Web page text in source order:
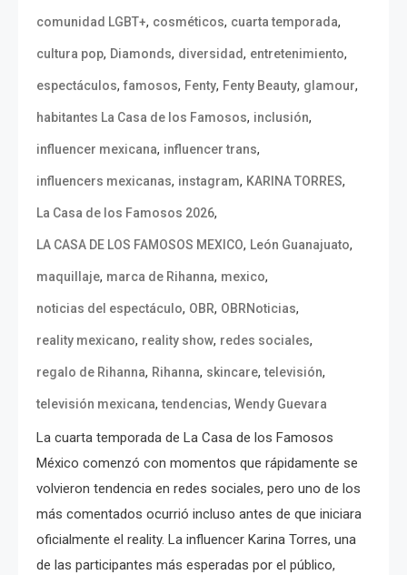
comunidad LGBT+, cosméticos, cuarta temporada,
cultura pop, Diamonds, diversidad, entretenimiento,
espectáculos, famosos, Fenty, Fenty Beauty, glamour,
habitantes La Casa de los Famosos, inclusión,
influencer mexicana, influencer trans,
influencers mexicanas, instagram, KARINA TORRES,
La Casa de los Famosos 2026,
LA CASA DE LOS FAMOSOS MEXICO, León Guanajuato,
maquillaje, marca de Rihanna, mexico,
noticias del espectáculo, OBR, OBRNoticias,
reality mexicano, reality show, redes sociales,
regalo de Rihanna, Rihanna, skincare,televisión,
televisión mexicana,tendencias, Wendy Guevara
La cuarta temporada de La Casa de los Famosos
México comenzó con momentos que rápidamente se
volvieron tendencia en redes sociales, pero uno de los
más comentados ocurrió incluso antes de que iniciara
oficialmente el reality. La influencer Karina Torres, una
de las participantes más esperadas por el público,